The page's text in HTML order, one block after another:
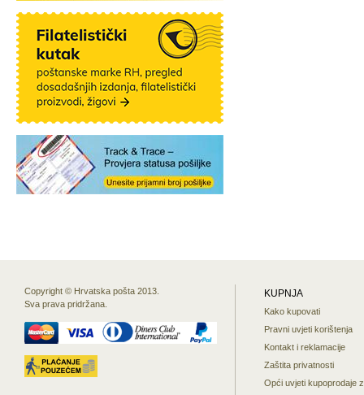
Copyright © Hrvatska pošta 2013.
Sva prava pridržana.
KUPNJA
Kako kupovati
Pravni uvjeti korištenja
Kontakt i reklamacije
Zaštita privatnosti
Opći uvjeti kupoprodaje